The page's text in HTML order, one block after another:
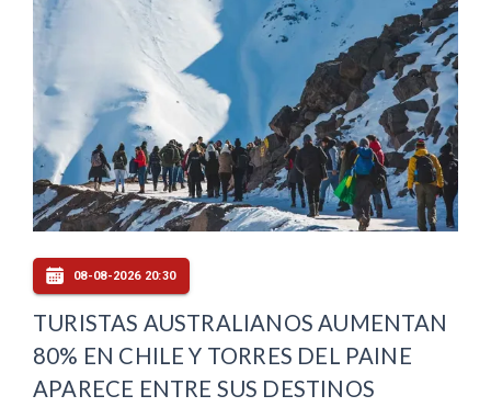
08-08-2026 20:30
TURISTAS AUSTRALIANOS AUMENTAN
80% EN CHILE Y TORRES DEL PAINE
APARECE ENTRE SUS DESTINOS